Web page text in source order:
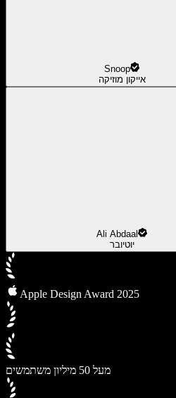
Snoop
אייקון מוזיקה
Ali Abdaal
יוטיובר
Apple Design Award 2025
מעל 50 מיליון משתמשים